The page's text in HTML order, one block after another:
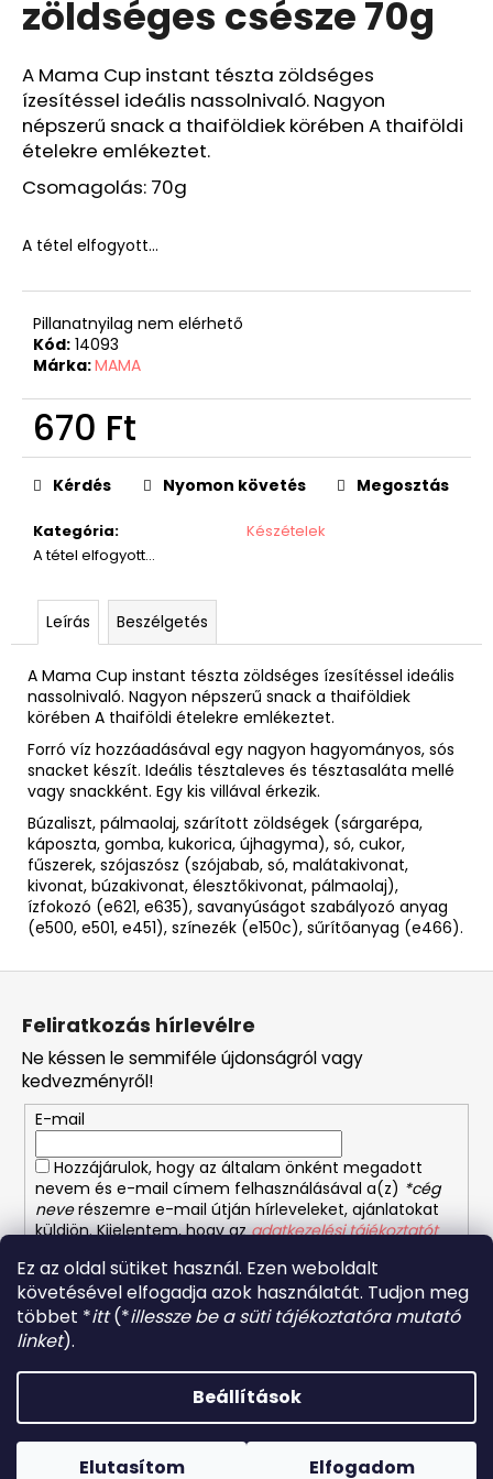
Ez az oldal sütiket használ. Ezen weboldalt
követésével elfogadja azok használatát. Tudjon meg
többet *itt(*illessze be a süti tájékoztatóra mutató
linket).
Beállítások
Elutasítom Elfogadom
Forró napokon nem javasoljuk a csomagautomatákba
történő kézbesítést. A magas hőmérsékletre érzékeny
termékek átvételkor nem biztos, hogy optimális állapotban
zöldséges csésze 70g
A Mama Cup instant tészta zöldséges
ízesítéssel ideális nassolnivaló. Nagyon
népszerű snack a thaiföldiek körében A thaiföldi
ételekre emlékeztet.
Csomagolás: 70g
A tétel elfogyott…
Pillanatnyilag nem elérhető
Kód: 14093
Márka:MAMA
670 Ft
Egységár:
Kategória:
Készételek
A tétel elfogyott…
Kérdés Nyomon követés Megosztás
Leírás Beszélgetés
A Mama Cup instant tészta zöldséges ízesítéssel ideális
nassolnivaló. Nagyon népszerű snack a thaiföldiek
körében A thaiföldi ételekre emlékeztet.
Forró víz hozzáadásával egy nagyon hagyományos, sós
snacket készít. Ideális tésztaleves és tésztasaláta mellé
vagy snackként. Egy kis villával érkezik.
Búzaliszt, pálmaolaj, szárított zöldségek (sárgarépa,
káposzta, gomba, kukorica, újhagyma), só, cukor,
fűszerek, szójaszósz (szójabab, só, malátakivonat,
kivonat, búzakivonat, élesztőkivonat, pálmaolaj),
ízfokozó (e621, e635), savanyúságot szabályozó anyag
(e500, e501, e451), színezék (e150c), sűrítőanyag (e466).
L
Feliratkozás hírlevélre
Ne késsen le semmiféle újdonságról vagy
kedvezményről!
E-mail
Hozzájárulok, hogy az általam önként megadott
nevem és e-mail címem felhasználásával a(z) *cég
neverészemre e-mail útján hírleveleket, ajánlatokat
küldjön. Kijelentem, hogy azadatkezelési tájékoztatót
bármikor visszavonhatom.
FELIRATKOZÁS
Copyright 2026Orientalis etelek. Minden jog fenntartva.
Süti beállítások szerkesztése